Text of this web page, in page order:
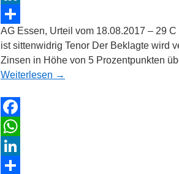
LinkedIn
Teilen
AG Essen, Urteil vom 18.08.2017 – 29
ist sittenwidrig Tenor Der Beklagte wird
Zinsen in Höhe von 5 Prozentpunkten
Weiterlesen →
Facebook
WhatsApp
LinkedIn